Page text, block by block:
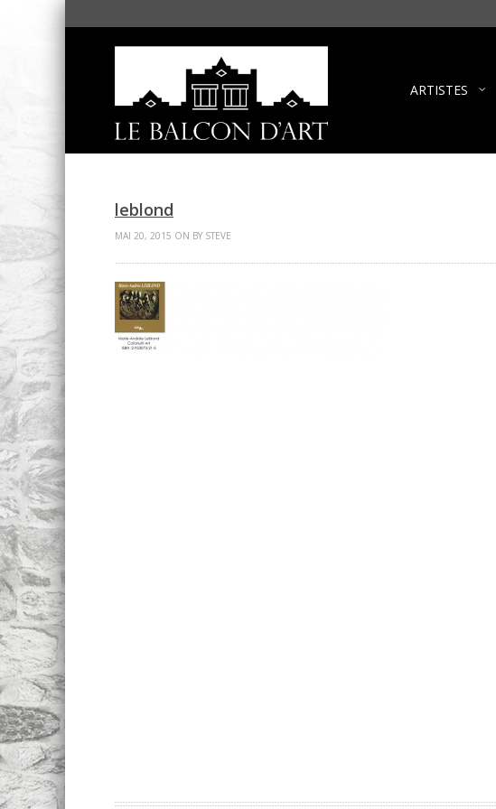
ARTISTES
leblond
MAI 20, 2015 ON BY STEVE